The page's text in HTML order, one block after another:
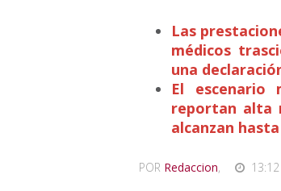
Las
médicos
una
El escenario
reportan alta
alcanzan
POR Redaccion,